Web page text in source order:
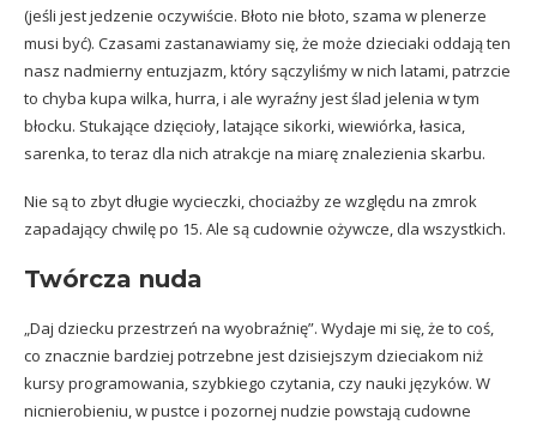
(jeśli jest jedzenie oczywiście. Błoto nie błoto, szama w plenerze
musi być). Czasami zastanawiamy się, że może dzieciaki oddają ten
nasz nadmierny entuzjazm, który sączyliśmy w nich latami, patrzcie
to chyba kupa wilka, hurra, i ale wyraźny jest ślad jelenia w tym
błocku. Stukające dzięcioły, latające sikorki, wiewiórka, łasica,
sarenka, to teraz dla nich atrakcje na miarę znalezienia skarbu.
Nie są to zbyt długie wycieczki, chociażby ze względu na zmrok
zapadający chwilę po 15. Ale są cudownie ożywcze, dla wszystkich.
Twórcza nuda
„Daj dziecku przestrzeń na wyobraźnię”. Wydaje mi się, że to coś,
co znacznie bardziej potrzebne jest dzisiejszym dzieciakom niż
kursy programowania, szybkiego czytania, czy nauki języków. W
nicnierobieniu, w pustce i pozornej nudzie powstają cudowne